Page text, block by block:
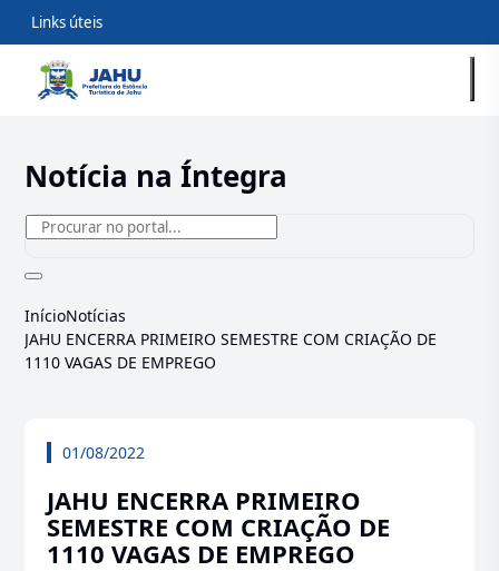
Links úteis
Notícia na Íntegra
InícioNotícias
JAHU ENCERRA PRIMEIRO SEMESTRE COM CRIAÇÃO DE
1110 VAGAS DE EMPREGO
01/08/2022
JAHU ENCERRA PRIMEIRO
SEMESTRE COM CRIAÇÃO DE
1110 VAGAS DE EMPREGO